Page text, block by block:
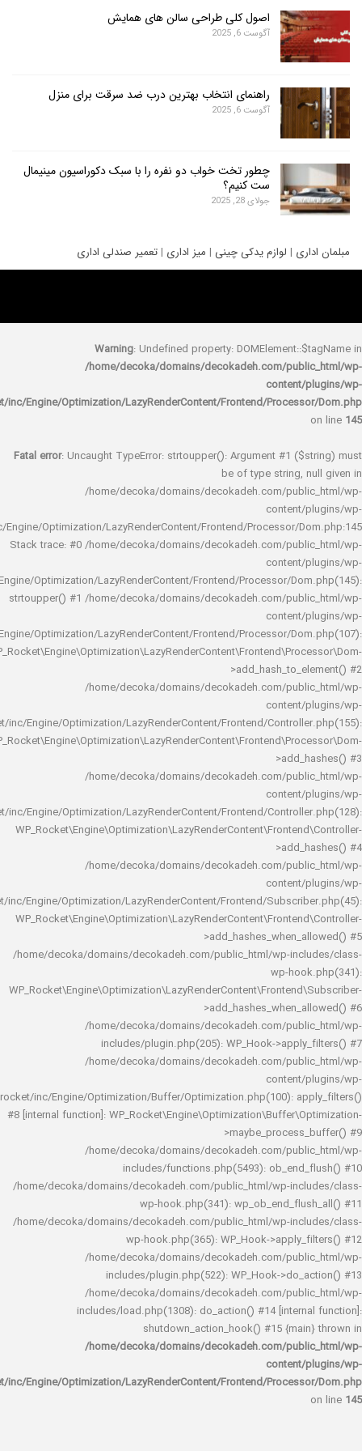
اصول کلی طراحی سالن های همایش
آگوست 6, 2025
راهنمای انتخاب بهترین درب ضد سرقت برای منزل
آگوست 6, 2025
چطور تخت خواب دو نفره را با سبک دکوراسیون مینیمال
ست کنیم؟
جولای 28, 2025
|لوازم یدکی چینی|میز اداری| تعمیر صندلی اداری
Warning: Undefined property:
/home/decoka/domains/decokadeh.com/
rocket/inc/Engine/Optimization/LazyRenderContent/Frontend/
Fatal error : Uncaught TypeError: strtoupper(): Argument #1
be of type string,
/home/decoka/domains/decokadeh.com/
rocket/inc/Engine/Optimization/LazyRenderContent/Frontend/Processor/
Stack trace: #0 /home/decoka/domains/decokadeh.com/
rocket/inc/Engine/Optimization/LazyRenderContent/Frontend/Processor/
strtoupper() #1 /home/decoka/domains/decokadeh.com/
rocket/inc/Engine/Optimization/LazyRenderContent/Frontend/Processor/
/home/decoka/domains/decokadeh.com/
rocket/inc/Engine/Optimization/LazyRenderContent/Frontend/
/home/decoka/domains/decokadeh.com/
rocket/inc/Engine/Optimization/LazyRenderContent/Frontend/
/home/decoka/domains/decokadeh.com/
rocket/inc/Engine/Optimization/LazyRenderContent/Frontend/
/home/decoka/domains/decokadeh.com/public_html/wp-
wp-
/home/decoka/domains/decokadeh.com/
includes/plugin.php(205): WP_Hook-
/home/decoka/domains/decokadeh.com/
rocket/inc/Engine/Optimization/Buffer/Optimization.php(100):
#8 [internal function]:
/home/decoka/domains/decokadeh.com/
includes/functions.php(5493):
/home/decoka/domains/decokadeh.com/public_html/wp-
wp-hook.php(341):
/home/decoka/domains/decokadeh.com/public_html/wp-
wp-hook.php(365): WP_Hook-
/home/decoka/domains/decokadeh.com/
includes/plugin.php(522): WP_Hook-
/home/decoka/domains/decokadeh.com/
includes/load.php(1308): do_action() #14
shutdown_action_hook() #15
/home/decoka/domains/decokadeh.com/
rocket/inc/Engine/Optimization/LazyRenderContent/Frontend/